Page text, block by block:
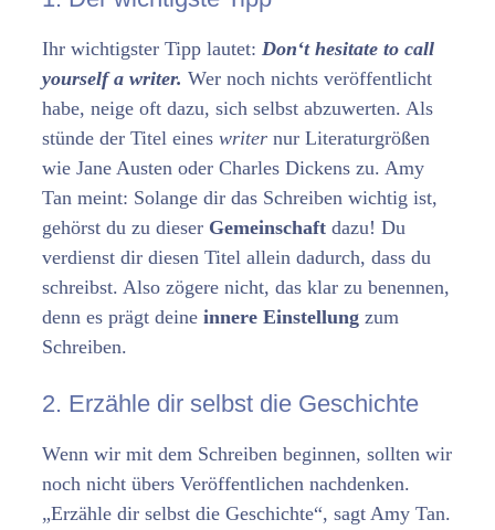
Ihr wichtigster Tipp lautet: Don‘t hesitate to call
yourself a writer. Wer noch nichts veröffentlicht
habe, neige oft dazu, sich selbst abzuwerten. Als
stünde der Titel eines writer nur Literaturgrößen
wie Jane Austen oder Charles Dickens zu. Amy
Tan meint: Solange dir das Schreiben wichtig ist,
gehörst du zu dieser Gemeinschaft dazu! Du
verdienst dir diesen Titel allein dadurch, dass du
schreibst. Also zögere nicht, das klar zu benennen,
denn es prägt deine innere Einstellung zum
Schreiben.
2. Erzähle dir selbst die Geschichte
Wenn wir mit dem Schreiben beginnen, sollten wir
noch nicht übers Veröffentlichen nachdenken.
„Erzähle dir selbst die Geschichte“, sagt Amy Tan.